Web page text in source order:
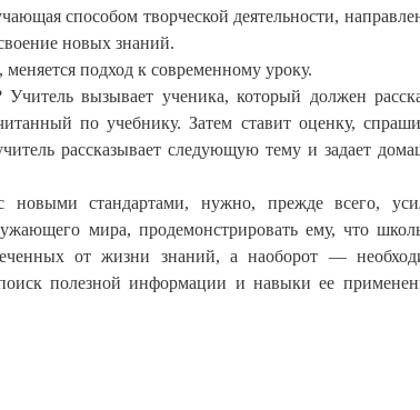
способом творческой деятельности,
новых знаний.
подход к современному уроку.
вызывает ученика, который должен
по учебнику. Затем ставит оценку,
рассказывает следующую тему и задает
новыми стандартами, нужно, прежде всего,
мира, продемонстрировать ему, что
от жизни знаний, а наоборот —
полезной информации и навыки ее